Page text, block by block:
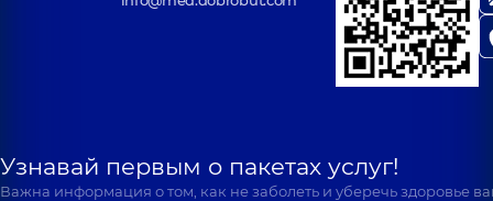
Узнавай первым о пакетах услуг!
Важна информация о том, как не заболеть и уберечь здоровье